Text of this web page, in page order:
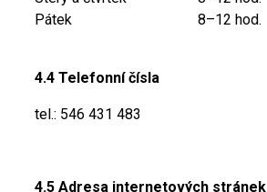
Pátek
8–12 hod.
4.4 Telefonní čísla
tel.: 546 431 483
4.5 Adresa internetových stránek